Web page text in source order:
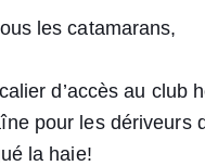
les catamarans,
d’accès au club
pour les dériveurs
la haie!